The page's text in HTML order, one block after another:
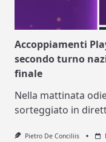
Accoppiamenti
secondo turno
finale
Nella mattinata
sorteggiato in
Pietro De Conciliis